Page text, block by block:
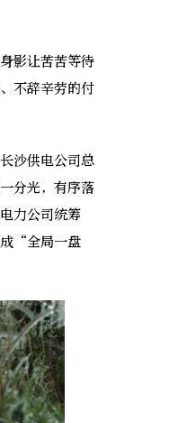
影让苦苦等待
不辞辛劳的付
沙供电公司总
分光，有序落
力公司统筹
成“全局一盘